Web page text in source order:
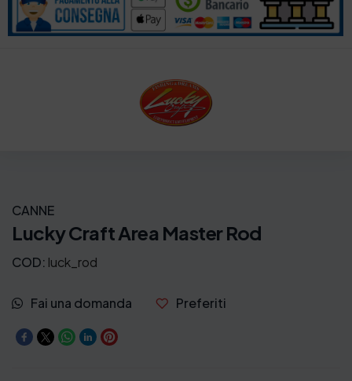
z
,
CANNE
Lucky Craft Area Master Rod
COD: luck_rod
Fai una domanda Preferiti